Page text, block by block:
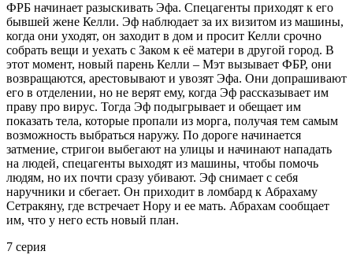
ФРБ начинает разыскивать Эфа. Спецагенты приходят к его
бывшей жене Келли. Эф наблюдает за их визитом из машины,
когда они уходят, он заходит в дом и просит Келли срочно
собрать вещи и уехать с Заком к её матери в другой город. В
этот момент, новый парень Келли – Мэт вызывает ФБР, они
возвращаются, арестовывают и увозят Эфа. Они допрашивают
его в отделении, но не верят ему, когда Эф рассказывает им
праву про вирус. Тогда Эф подыгрывает и обещает им
показать тела, которые пропали из морга, получая тем самым
возможность выбраться наружу. По дороге начинается
затмение, стригои выбегают на улицы и начинают нападать
на людей, спецагенты выходят из машины, чтобы помочь
людям, но их почти сразу убивают. Эф снимает с себя
наручники и сбегает. Он приходит в ломбард к Абрахаму
Сетракяну, где встречает Нору и ее мать. Абрахам сообщает
им, что у него есть новый план.
7 серия